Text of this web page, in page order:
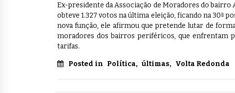
Ex-presidente da Associação de Moradores do bairro
obteve 1.327 votos na última eleição, ficando na 30ª
nova função, ele afirmou que pretende lutar de
moradores dos bairros periféricos, que enfrentam
tarifas.
Posted in Política, últimas, Volta Redonda